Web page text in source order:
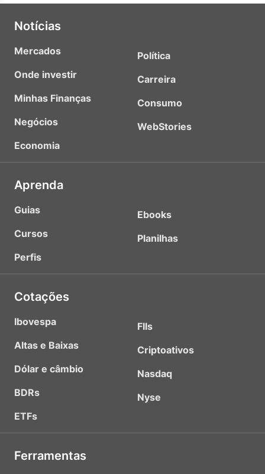
Notícias
Mercados
Onde investir
Minhas Finanças
Negócios
Economia
Política
Carreira
Consumo
WebStories
Aprenda
Guias
Cursos
Perfis
Ebooks
Planilhas
Cotações
Ibovespa
Altas e Baixas
Dólar e câmbio
BDRs
ETFs
FIIs
Criptoativos
Nasdaq
Nyse
Ferramentas